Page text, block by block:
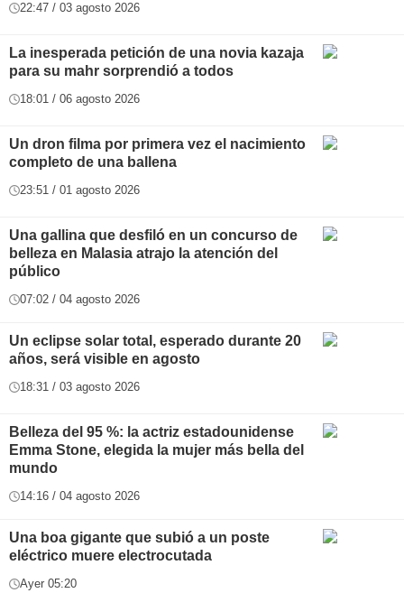
22:47 / 03 agosto 2026
La inesperada petición de una novia kazaja
para su mahr sorprendió a todos
18:01 / 06 agosto 2026
Un dron filma por primera vez el nacimiento
completo de una ballena
23:51 / 01 agosto 2026
Una gallina que desfiló en un concurso de
belleza en Malasia atrajo la atención del
público
07:02 / 04 agosto 2026
Un eclipse solar total, esperado durante 20
años, será visible en agosto
18:31 / 03 agosto 2026
Belleza del 95 %: la actriz estadounidense
Emma Stone, elegida la mujer más bella del
mundo
14:16 / 04 agosto 2026
Una boa gigante que subió a un poste
eléctrico muere electrocutada
Ayer 05:20